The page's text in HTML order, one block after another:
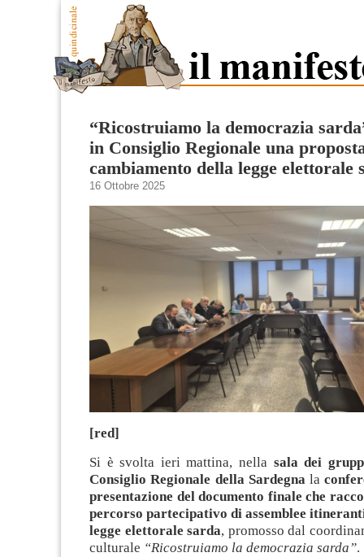
“Ricostruiamo la democrazia
in Consiglio Regionale una
cambiamento della legge elettorale
16 Ottobre 2025
[red]
Si è svolta ieri mattina, nella sala dei
Consiglio Regionale della Sardegnala
presentazione del documento finale che
percorso partecipativo di assemblee
legge elettorale sarda, promosso dal
culturale “Ricostruiamo la democrazia sarda”.